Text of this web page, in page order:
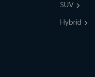
SUV
Hybrid